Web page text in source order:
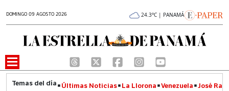
DOMINGO 09 AGOSTO 2026 24.3°C | PANAMÁ
Últimas Noticias La Llorona Venezuela José